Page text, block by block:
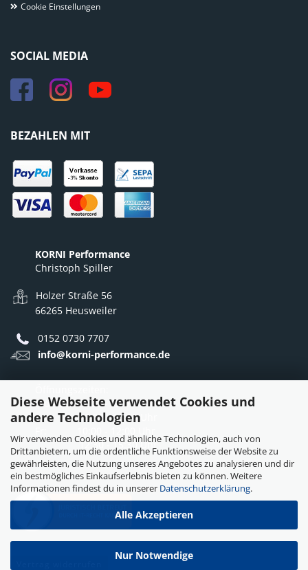
Diese Webseite verwendet Cookies und
andere Technologien
Wir verwenden Cookies und ähnliche Technologien, auch von
Drittanbietern, um die ordentliche Funktionsweise der Website zu
gewährleisten, die Nutzung unseres Angebotes zu analysieren und dir
ein bestmögliches Einkaufserlebnis bieten zu können. Weitere
Informationen findest du in unserer Datenschutzerklärung.
Alle Akzeptieren
Nur Notwendige
Cookie Einstellungen
SOCIAL MEDIA
BEZAHLEN MIT
KORNI Performance
Christoph Spiller
Holzer Straße 56
66265 Heusweiler
0152 0730 7707
info@korni-performance.de
Mo - Do: 10:00 - 12:00 Uhr
12:30 - 16:30 Uhr
12:30 - 15:30 Uhr